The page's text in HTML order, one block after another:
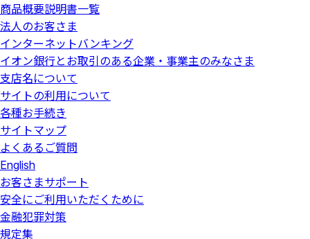
商品概要説明書一覧
法人のお客さま
インターネットバンキング
イオン銀行とお取引のある企業・事業主のみなさま
支店名について
サイトの利用について
各種お手続き
サイトマップ
よくあるご質問
English
お客さまサポート
安全にご利用いただくために
金融犯罪対策
規定集